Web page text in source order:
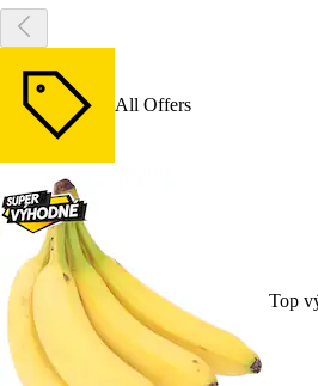
All Offers
Top